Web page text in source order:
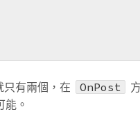
有兩個，在 OnPost
。